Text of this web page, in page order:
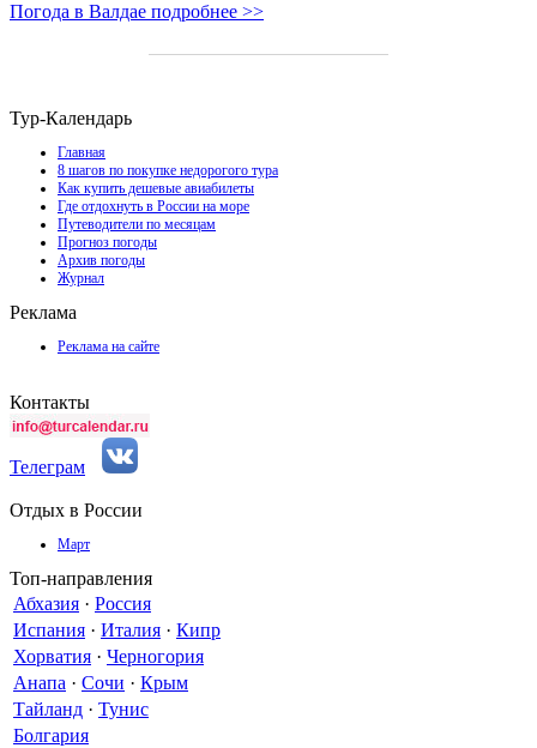
Погода в Валдае подробнее >>
Тур-Календарь
Главная
8 шагов по покупке недорогого тура
Как купить дешевые авиабилеты
Где отдохнуть в России на море
Путеводители по месяцам
Прогноз погоды
Архив погоды
Журнал
Реклама
Реклама на сайте
Контакты
Телеграм
Отдых в России
Март
Топ-направления
Абхазия · Россия
Испания · Италия · Кипр
Хорватия · Черногория
Анапа · Сочи · Крым
Тайланд · Тунис
Болгария